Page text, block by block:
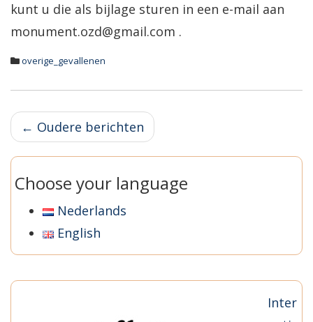
kunt u die als bijlage sturen in een e-mail aan
monument.ozd@gmail.com .
overige_gevallenen
Berichtnavigatie
← Oudere berichten
Choose your language
Nederlands
English
Inter